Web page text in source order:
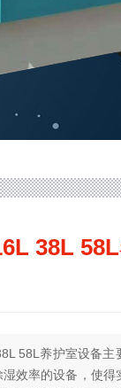
38L
58L养护室设备主
效率的设备，使得